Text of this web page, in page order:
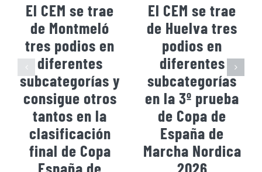
El CEM se trae
de Montmeló
tres podios en
diferentes
subcategorías y
consigue otros
tantos en la
clasificación
final de Copa
España de
El CEM se trae
de Huelva tres
podios en
diferentes
subcategorías
en la 3º prueba
de Copa de
España de
Marcha Nordica
2026